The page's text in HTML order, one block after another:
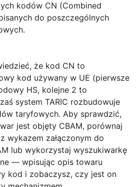
kodów CN (Combined
do poszczególnych
że kod CN to
kod używany w UE (pierwsze
HS, kolejne 2 to
system TARIC rozbudowuje
taryfowych. Aby sprawdzić,
jest objęty CBAM, porównaj
wykazem załączonym do
lub wykorzystaj wyszukiwarkę
— wpisując opis towaru
kod i zobaczysz, czy jest on